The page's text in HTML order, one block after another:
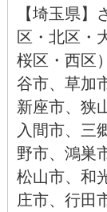
【埼玉県】
区 ・ 北区 ・
桜区 ・ 西区
谷市、 草加
新座市、 狭
入間市、 三
野市、 鴻巣
松山市、 和
庄市、 行田